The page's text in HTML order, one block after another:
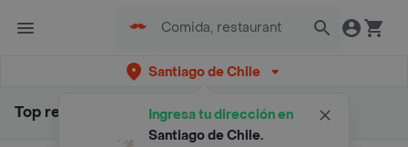
Santiago de Chile
Ingresa tu dirección en
Santiago de Chile.
Top resultados para "poett"